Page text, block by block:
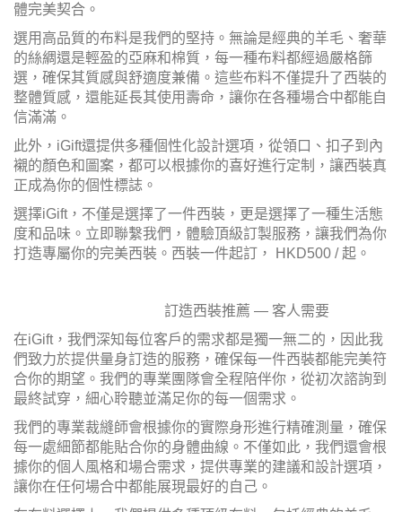
體完美契合。
選用高品質的布料是我們的堅持。無論是經典的羊毛、奢華
的絲綢還是輕盈的亞麻和棉質，每一種布料都經過嚴格篩
選，確保其質感與舒適度兼備。這些布料不僅提升了西裝的
整體質感，還能延長其使用壽命，讓你在各種場合中都能自
信滿滿。
此外，iGift還提供多種個性化設計選項，從領口、扣子到內
襯的顏色和圖案，都可以根據你的喜好進行定制，讓西裝真
正成為你的個性標誌。
選擇iGift，不僅是選擇了一件西裝，更是選擇了一種生活態
度和品味。立即聯繫我們，體驗頂級訂製服務，讓我們為你
打造專屬你的完美西裝。西裝一件起訂， HKD500 / 起。
訂造西裝推薦 — 客人需要
在iGift，我們深知每位客戶的需求都是獨一無二的，因此我
們致力於提供量身訂造的服務，確保每一件西裝都能完美符
合你的期望。我們的專業團隊會全程陪伴你，從初次諮詢到
最終試穿，細心聆聽並滿足你的每一個需求。
我們的專業裁縫師會根據你的實際身形進行精確測量，確保
每一處細節都能貼合你的身體曲線。不僅如此，我們還會根
據你的個人風格和場合需求，提供專業的建議和設計選項，
讓你在任何場合中都能展現最好的自己。